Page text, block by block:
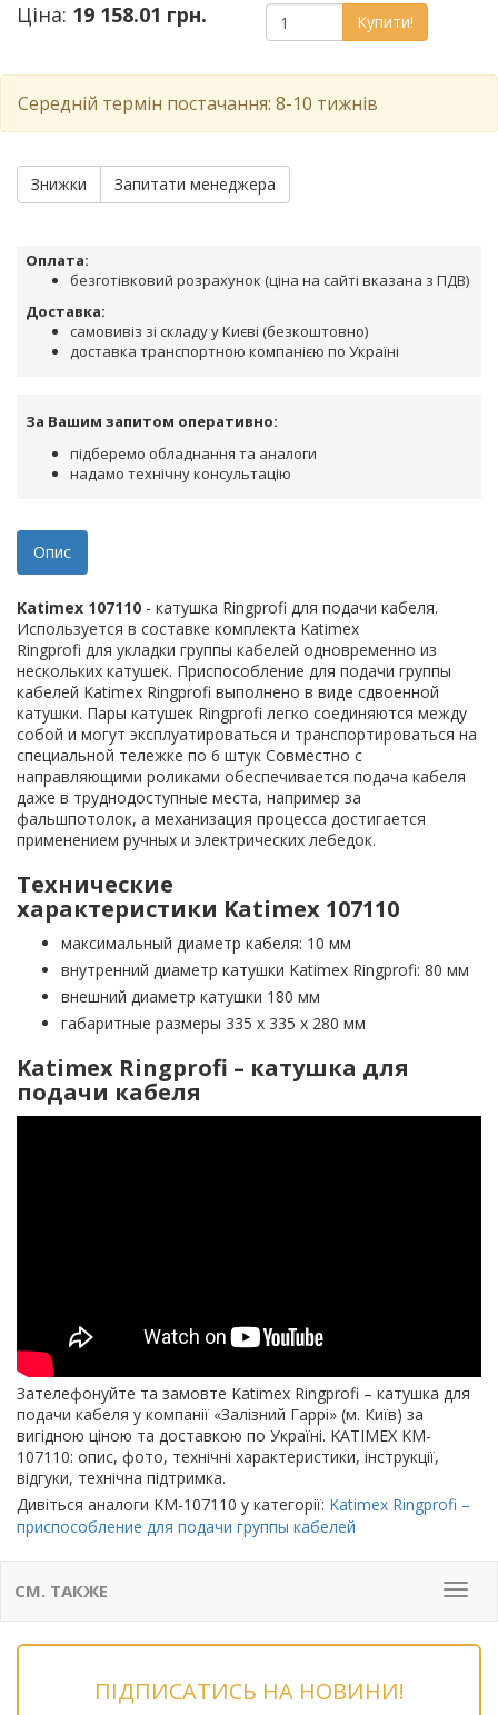
Ціна: 19 158.01 грн. Купити!
Середній термін постачання: 8-10 тижнів
Знижки Запитати менеджера
Оплата:
безготівковий розрахунок (ціна на сайті вказана з ПДВ)
Доставка:
самовивіз зі складу у Києві (безкоштовно)
доставка транспортною компанією по Україні
За Вашим запитом оперативно:
підберемо обладнання та аналоги
надамо технічну консультацію
Опис
Katimex 107110 - катушка Ringprofi для подачи кабеля.
Используется в составке комплекта Katimex
Ringprofi для укладки группы кабелей одновременно из
нескольких катушек. Приспособление для подачи группы
кабелей Katimex Ringprofi выполнено в виде сдвоенной
катушки. Пары катушек Ringprofi легко соединяются между
собой и могут эксплуатироваться и транспортироваться на
специальной тележке по 6 штук Совместно с
направляющими роликами обеспечивается подача кабеля
даже в труднодоступные места, например за
фальшпотолок, а механизация процесса достигается
применением ручных и электрических лебедок.
Технические
характеристики Katimex 107110
максимальный диаметр кабеля: 10 мм
внутренний диаметр катушки Katimex Ringprofi: 80 мм
внешний диаметр катушки 180 мм
габаритные размеры 335 x 335 x 280 мм
Katimex Ringprofi – катушка для
подачи кабеля
Зателефонуйте та замовте Katimex Ringprofi – катушка для
подачи кабеля у компанії «Залізний Гаррі» (м. Київ) за
вигідною ціною та доставкою по Україні. KATIMEX KM-
107110: опис, фото, технічні характеристики, інструкції,
відгуки, технічна підтримка.
Дивіться аналоги KM-107110 у категорії: Katimex Ringprofi –
приспособление для подачи группы кабелей
Меню
СМ. ТАКЖЕ
ПІДПИСАТИСЬ НА НОВИНИ!